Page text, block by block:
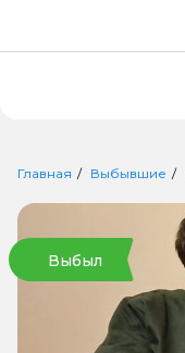
Главная Выбывшие
Выбыл